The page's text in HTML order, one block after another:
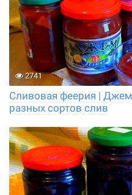
2741
Сливовая феерия |
разных сортов слив